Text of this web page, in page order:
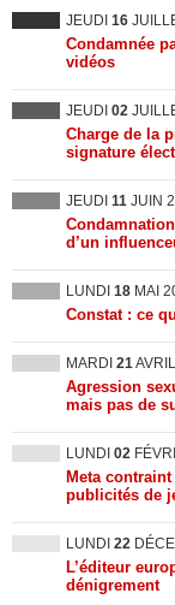
JEUDI 16
Condamnée
vidéos
JEUDI 02
Charge de la
signature
JEUDI 11 JUIN
d’un
LUNDI 18 MAI
Constat : ce
MARDI 21
Agression
mais pas de
LUNDI 02
Meta
publicités de
LUNDI 22
L’éditeur
dénigrement